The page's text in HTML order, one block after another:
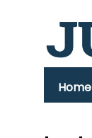
Home